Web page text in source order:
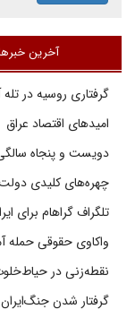
آخرین
گرفتاری روسیه در
امیدهای اقتصاد عراق
دویست و پنجاه سالگی
چهره‌های کلیدی دولت
تلگراف گراهام برای
واکاوی حقوقی حمله
نقطه‌زنی در
گرفتار شدن